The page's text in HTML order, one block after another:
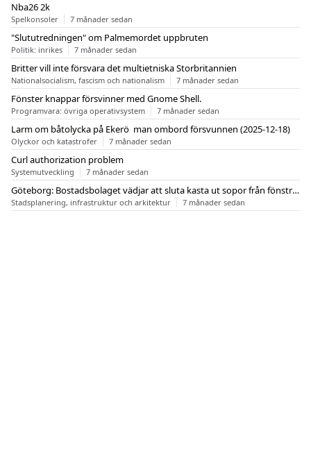
Nba26 2k
Spelkonsoler 7 månader sedan
"Slututredningen" om Palmemordet uppbruten
Politik: inrikes 7 månader sedan
Britter vill inte försvara det multietniska Storbritannien
Nationalsocialism, fascism och nationalism 7 månader sedan
Fönster knappar försvinner med Gnome Shell.
Programvara: övriga operativsystem 7 månader sedan
Larm om båtolycka på Ekerö  man ombord försvunnen (2025-12-18)
Olyckor och katastrofer 7 månader sedan
Curl authorization problem
Systemutveckling 7 månader sedan
Göteborg: Bostadsbolaget vädjar att sluta kasta ut sopor från fönstren
Stadsplanering, infrastruktur och arkitektur 7 månader sedan